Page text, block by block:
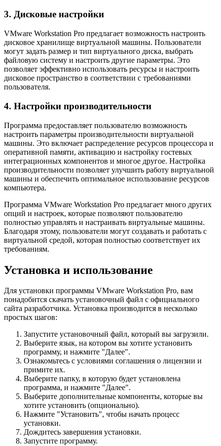
3. Дисковые настройки
VMware Workstation Pro предлагает возможность настроить
дисковое хранилище виртуальной машины. Пользователи
могут задать размер и тип виртуального диска, выбрать
файловую систему и настроить другие параметры. Это
позволяет эффективно использовать ресурсы и настроить
дисковое пространство в соответствии с требованиями
пользователя.
4. Настройки производительности
Программа предоставляет пользователю возможность
настроить параметры производительности виртуальной
машины. Это включает распределение ресурсов процессора и
оперативной памяти, активацию и настройку гостевых
интеграционных компонентов и многое другое. Настройка
производительности позволяет улучшить работу виртуальной
машины и обеспечить оптимальное использование ресурсов
компьютера.
Программа VMware Workstation Pro предлагает много других
опций и настроек, которые позволяют пользователю
полностью управлять и настраивать виртуальные машины.
Благодаря этому, пользователи могут создавать и работать с
виртуальной средой, которая полностью соответствует их
требованиям.
Установка и использование
Для установки программы VMware Workstation Pro, вам
понадобится скачать установочный файл с официального
сайта разработчика. Установка производится в несколько
простых шагов:
Запустите установочный файл, который вы загрузили.
Выберите язык, на котором вы хотите установить
программу, и нажмите "Далее".
Ознакомьтесь с условиями соглашения о лицензии и
примите их.
Выберите папку, в которую будет установлена
программа, и нажмите "Далее".
Выберите дополнительные компоненты, которые вы
хотите установить (опционально).
Нажмите "Установить", чтобы начать процесс
установки.
Дождитесь завершения установки.
Запустите программу.